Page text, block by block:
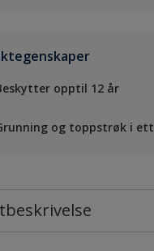
opptil 12 år
og toppstrøk i ett